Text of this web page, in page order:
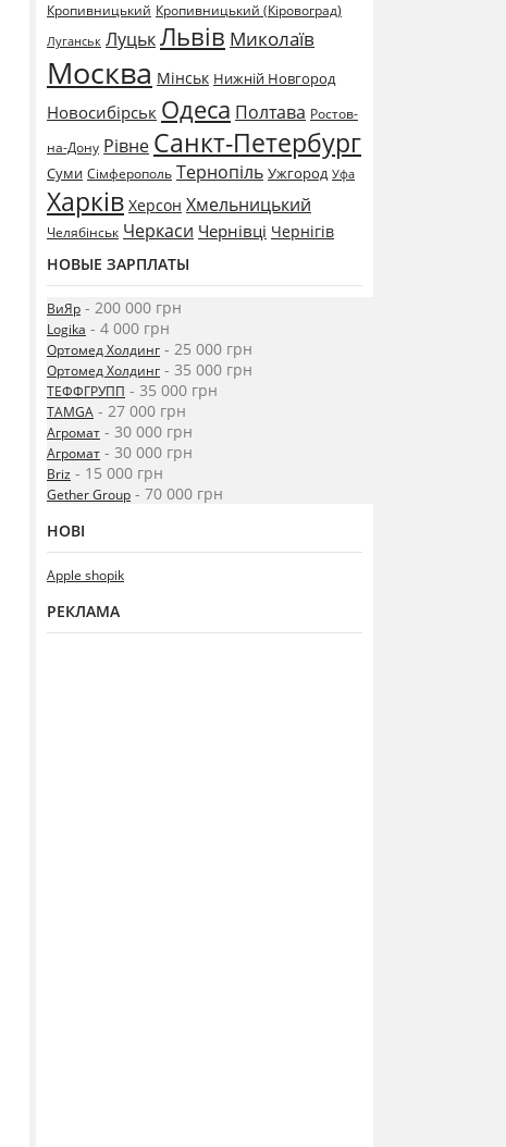
Кропивницький Кропивницький (Кіровоград)
Луганськ ЛуцькЛьвів Миколаїв
Москва Мінськ Нижній Новгород
Новосибірськ Одеса Полтава Ростов-
на-Дону Рівне Санкт-Петербург
Суми Сімферополь Тернопіль Ужгород Уфа
Харків Херсон Хмельницький
Челябінськ Черкаси Чернівці Чернігів
НОВЫЕ ЗАРПЛАТЫ
ВиЯр - 200 000 грн
Logika - 4 000 грн
Ортомед Холдинг - 25 000 грн
Ортомед Холдинг - 35 000 грн
ТЕФФГРУПП - 35 000 грн
TAMGA - 27 000 грн
Агромат - 30 000 грн
Агромат - 30 000 грн
Briz - 15 000 грн
Gether Group - 70 000 грн
НОВІ
Apple shopik
РЕКЛАМА